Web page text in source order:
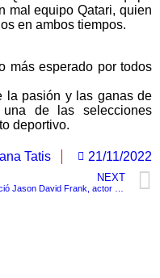
mal equipo Qatari, quien
en ambos tiempos.
más esperado por todos
la pasión y las ganas de
de las selecciones
deportivo.
Tatis 21/11/2022
NEXT